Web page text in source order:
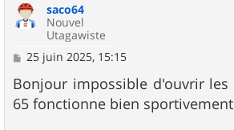
saco64
Nouvel
Utagawiste
M
s
s
a
25 juin 2025, 15:15
Bonjour impossible d'ouvrir les
65 fonctionne bien